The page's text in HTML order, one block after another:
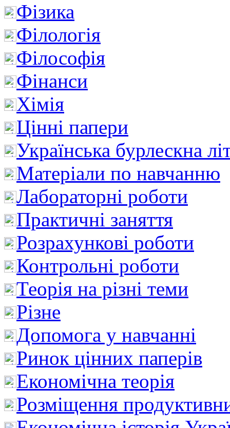
Фізика
Філологія
Філософія
Фінанси
Хімія
Цінні папери
Українська бурлескна
Матеріали по навчанню
Лабораторні роботи
Практичні заняття
Розрахункові роботи
Контрольні роботи
Теорія на різні теми
Різне
Допомога у навчанні
Ринок цінних паперів
Економічна теорія
Розміщення